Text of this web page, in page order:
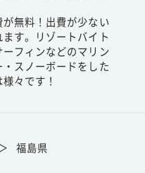
無料！出費が少ない
す。リゾートバイト
フィンなどのマリン
スノーボードをした
々です！
福島県